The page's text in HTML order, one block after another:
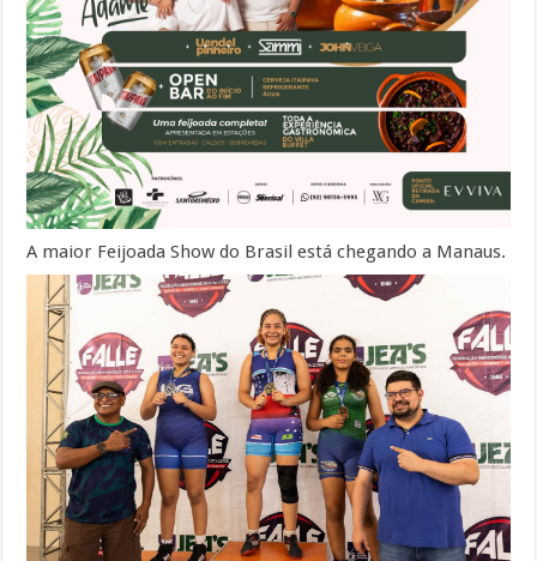
A maior Feijoada Show do Brasil está chegando a Manaus.